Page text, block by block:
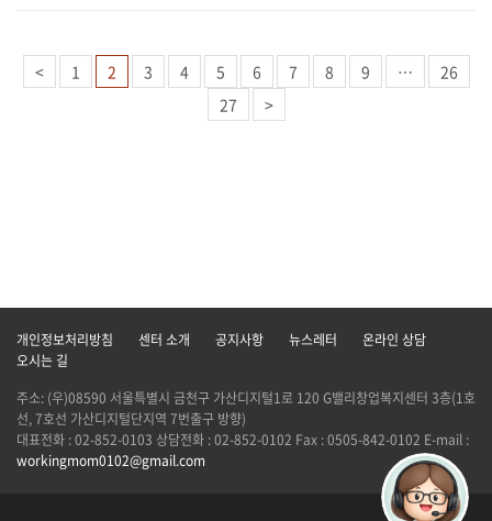
< 1 2 3 4 5 6 7 8 9 …
26
27
>
개인정보처리방침 센터 소개 공지사항 뉴스레터
온라인 상담
오시는 길
주소: (우)08590 서울특별시 금천구 가산디지털1로 120 G밸리창업복지센터 3층(1호
선, 7호선 가산디지털단지역 7번출구 방향)
대표전화 : 02-852-0103 상담전화 : 02-852-0102 Fax : 0505-842-0102 E-mail :
workingmom0102@gmail.com